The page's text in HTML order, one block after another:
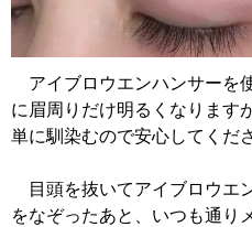
アイブロウエンハンサーを
に眉周りだけ明るくなります
単に馴染むので安心してくだ
目頭を抜いてアイブロウエ
をなぞったあと、いつも通り